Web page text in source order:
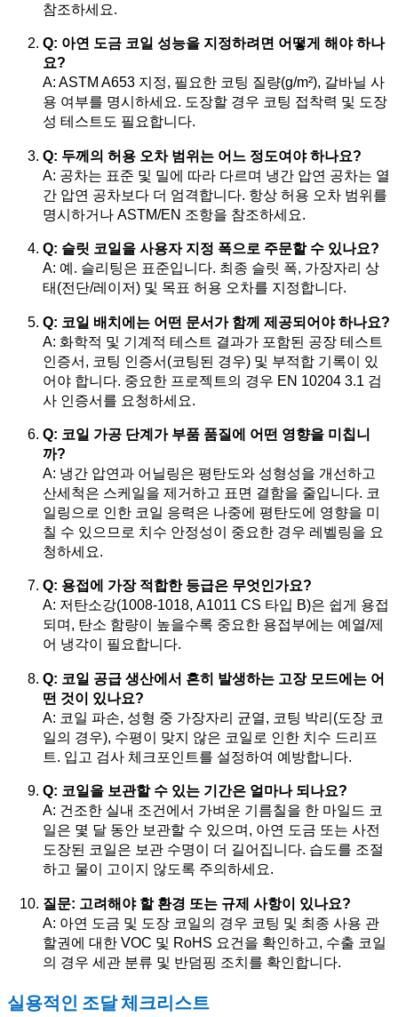
참조하세요.
Q: 아연 도금 코일 성능을 지정하려면 어떻게 해야 하나
요?
A: ASTM A653 지정, 필요한 코팅 질량(g/m²), 갈바닐 사
용 여부를 명시하세요. 도장할 경우 코팅 접착력 및 도장
성 테스트도 필요합니다.
Q: 두께의 허용 오차 범위는 어느 정도여야 하나요?
A: 공차는 표준 및 밀에 따라 다르며 냉간 압연 공차는 열
간 압연 공차보다 더 엄격합니다. 항상 허용 오차 범위를
명시하거나 ASTM/EN 조항을 참조하세요.
Q: 슬릿 코일을 사용자 지정 폭으로 주문할 수 있나요?
A: 예. 슬리팅은 표준입니다. 최종 슬릿 폭, 가장자리 상
태(전단/레이저) 및 목표 허용 오차를 지정합니다.
Q: 코일 배치에는 어떤 문서가 함께 제공되어야 하나요?
A: 화학적 및 기계적 테스트 결과가 포함된 공장 테스트
인증서, 코팅 인증서(코팅된 경우) 및 부적합 기록이 있
어야 합니다. 중요한 프로젝트의 경우 EN 10204 3.1 검
사 인증서를 요청하세요.
Q: 코일 가공 단계가 부품 품질에 어떤 영향을 미칩니
까?
A: 냉간 압연과 어닐링은 평탄도와 성형성을 개선하고
산세척은 스케일을 제거하고 표면 결함을 줄입니다. 코
일링으로 인한 코일 응력은 나중에 평탄도에 영향을 미
칠 수 있으므로 치수 안정성이 중요한 경우 레벨링을 요
청하세요.
Q: 용접에 가장 적합한 등급은 무엇인가요?
A: 저탄소강(1008-1018, A1011 CS 타입 B)은 쉽게 용접
되며, 탄소 함량이 높을수록 중요한 용접부에는 예열/제
어 냉각이 필요합니다.
Q: 코일 공급 생산에서 흔히 발생하는 고장 모드에는 어
떤 것이 있나요?
A: 코일 파손, 성형 중 가장자리 균열, 코팅 박리(도장 코
일의 경우), 수평이 맞지 않은 코일로 인한 치수 드리프
트. 입고 검사 체크포인트를 설정하여 예방합니다.
Q: 코일을 보관할 수 있는 기간은 얼마나 되나요?
A: 건조한 실내 조건에서 가벼운 기름칠을 한 마일드 코
일은 몇 달 동안 보관할 수 있으며, 아연 도금 또는 사전
도장된 코일은 보관 수명이 더 길어집니다. 습도를 조절
하고 물이 고이지 않도록 주의하세요.
질문: 고려해야 할 환경 또는 규제 사항이 있나요?
A: 아연 도금 및 도장 코일의 경우 코팅 및 최종 사용 관
할권에 대한 VOC 및 RoHS 요건을 확인하고, 수출 코일
의 경우 세관 분류 및 반덤핑 조치를 확인합니다.
실용적인 조달 체크리스트